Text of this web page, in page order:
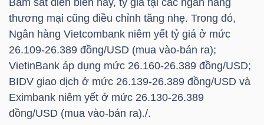
thương mại cũng điều chỉnh tăng nhẹ. Trong đó,
Ngân hàng Vietcombank niêm yết tỷ giá ở mức
26.109-26.389 đồng/USD (mua vào-bán ra);
VietinBank áp dụng mức 26.160-26.389 đồng/USD;
BIDV giao dịch ở mức 26.139-26.389 đồng/USD và
Eximbank niêm yết ở mức 26.130-26.389
đồng/USD (mua vào-bán ra)./.
DOANH
NGHIỆP
CỔ
PHIẾU